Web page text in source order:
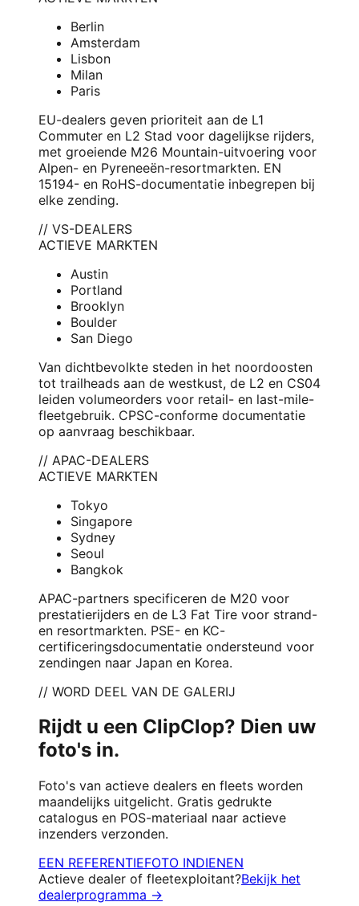
Berlin
Amsterdam
Lisbon
Milan
Paris
EU-dealers geven prioriteit aan de L1
Commuter en L2 Stad voor dagelijkse rijders,
met groeiende M26 Mountain-uitvoering voor
Alpen- en Pyreneeën-resortmarkten. EN
15194- en RoHS-documentatie inbegrepen bij
elke zending.
// VS-DEALERS
ACTIEVE MARKTEN
Austin
Portland
Brooklyn
Boulder
San Diego
Van dichtbevolkte steden in het noordoosten
tot trailheads aan de westkust, de L2 en CS04
leiden volumeorders voor retail- en last-mile-
fleetgebruik. CPSC-conforme documentatie
op aanvraag beschikbaar.
// APAC-DEALERS
ACTIEVE MARKTEN
Tokyo
Singapore
Sydney
Seoul
Bangkok
APAC-partners specificeren de M20 voor
prestatierijders en de L3 Fat Tire voor strand-
en resortmarkten. PSE- en KC-
certificeringsdocumentatie ondersteund voor
zendingen naar Japan en Korea.
// WORD DEEL VAN DE GALERIJ
Rijdt u een ClipClop? Dien uw
foto's in.
Foto's van actieve dealers en fleets worden
maandelijks uitgelicht. Gratis gedrukte
catalogus en POS-materiaal naar actieve
inzenders verzonden.
EEN REFERENTIEFOTO INDIENEN
Actieve dealer of fleetexploitant?Bekijk het
dealerprogramma →